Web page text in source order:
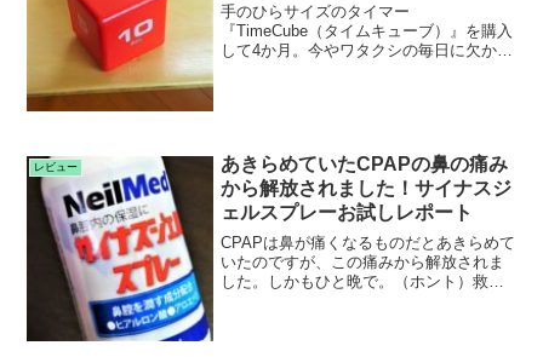
手のひらサイズのタイマー
『TimeCube（タイムキューブ）』を購入
して4か月。今やワタクシの毎日に欠かせ
レビュー
あきらめていたCPAPの鼻の痛み
から解放されました！サイナスジ
ェルスプレーお試しレポート
CPAPは鼻が痛くなるものだとあきらめて
いたのですが、この痛みから解放されま
した。しかもひと晩で。（ホント）救世